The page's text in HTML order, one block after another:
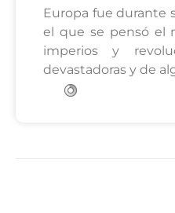
Europa fue durante
el que se pensó el
imperios y
devastadoras y de